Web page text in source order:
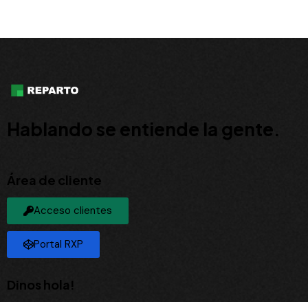
Hablando se entiende la gente.
Área de cliente
Acceso clientes
Portal RXP
Dinos hola!